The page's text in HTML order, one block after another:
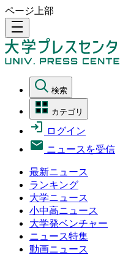
ページ上部
density_medium
検索
カテゴリ
ログイン
ニュースを受信
最新ニュース
ランキング
大学ニュース
小中高ニュース
大学発ベンチャー
ニュース特集
動画ニュース